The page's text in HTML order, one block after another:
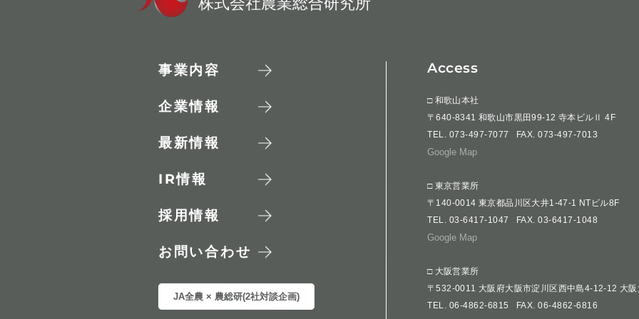
株式会社農業総合研究所
事業内容
企業情報
最新情報
IR情報
採用情報
お問い合わせ
JA全農 × 農総研(2社対談企画)
Access
□ 和歌山本社
〒640-8341 和歌山市黒田99-12 寺本ビルⅡ 4F
TEL. 073-497-7077 FAX. 073-497-7013
Google Map
□ 東京営業所
〒140-0014 東京都品川区大井1-47-1 NTビル8F
TEL. 03-6417-1047 FAX. 03-6417-1048
Google Map
□ 大阪営業所
〒532-0011 大阪府大阪市淀川区西中島4-12-12 大
TEL. 06-4862-6815 FAX. 06-4862-6816